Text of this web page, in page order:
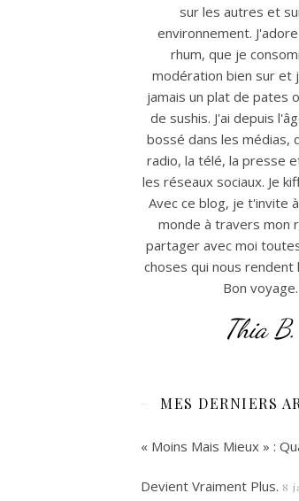
sur les autres et
environnement.
rhum, que je
modération bien sur et
jamais un plat de pates
de sushis. J'ai depuis
bossé dans les médias,
radio, la télé, la presse
les réseaux sociaux. Je
Avec ce blog, je t'invite
monde à travers mon
partager avec moi
choses qui nous rendent
Bon voyage.
Thia B.
MES DERNIERS
« Moins Mais Mieux » :
Devient Vraiment Plus. 8